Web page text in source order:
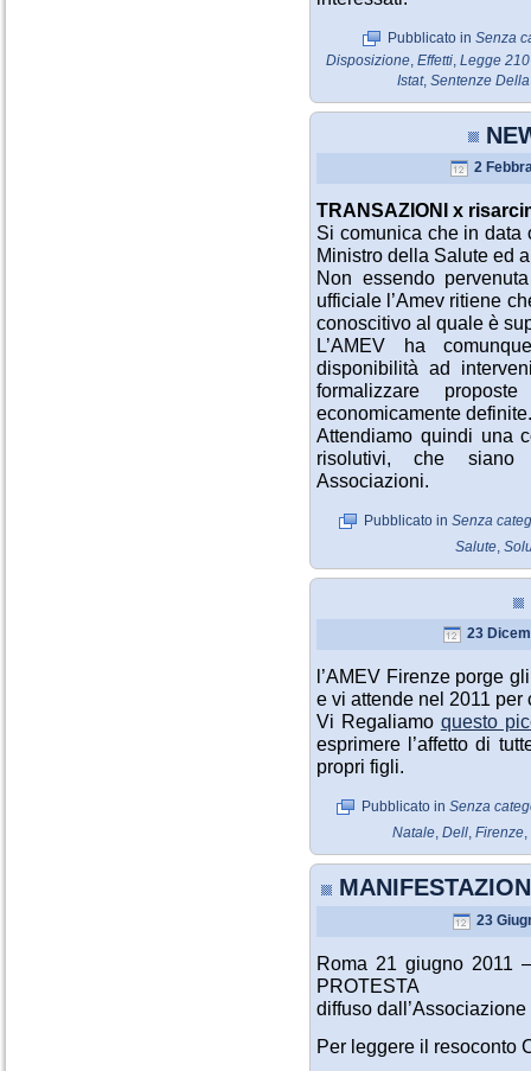
Pubblicato in Senza
Disposizione, Effetti, Legge 210
Istat, Sentenze
2
TRANSAZIONI x
Si comunica che in data
Ministro della Salute ed
Non essendo
ufficiale l’Amev ritiene
conoscitivo al quale è
L’AMEV ha
disponibilità ad
formalizzare
economicamente definite.
Attendiamo quindi una
risolutivi, che siano
Associazioni.
Pubblicato in Senza
Salute,
23
l’AMEV Firenze porge
e vi attende nel 2011
Vi Regaliamo questo
esprimere l’affetto di
propri figli.
Pubblicato in Senza
Natale, Dell, Firenze,
23
Roma 21 giugno 2011
PROTESTA
diffuso
Per leggere il resoconto